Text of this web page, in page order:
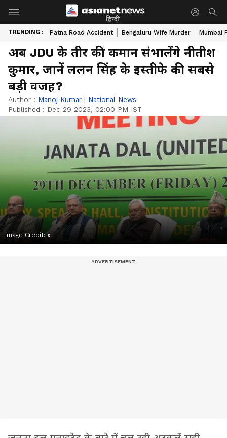
हिन्दी
TRENDING : Patna Road Accident Bengaluru Wife Murder Mumbai
अब JDU के तीर की कमान संभालेंगे नीतीश
कुमार, जानें ललन सिंह के इस्तीफे की सबसे
बड़ी वजह?
Author : Manoj Kumar | National News
Published : Dec 29 2023, 02:00 PM IST
Image Credit: x